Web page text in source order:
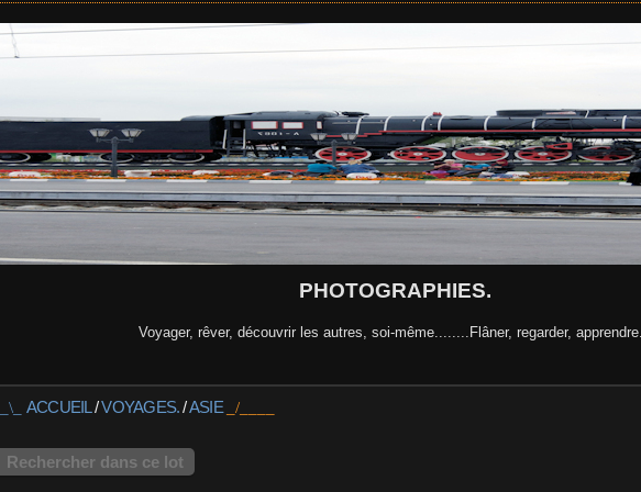
PHOTOGRAPHIES.
Voyager, rêver, découvrir les autres, soi-même........Flâner, regarder,
ACCUEIL/VOYAGES./ASIE
Rechercher dans ce lot